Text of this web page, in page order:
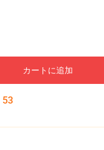
カートに追加
52